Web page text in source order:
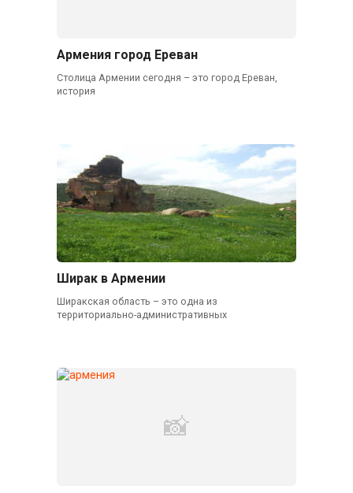
Армения город Ереван
Столица Армении сегодня – это город Ереван,
история
Ширак в Армении
Ширакская область – это одна из
территориально-административных